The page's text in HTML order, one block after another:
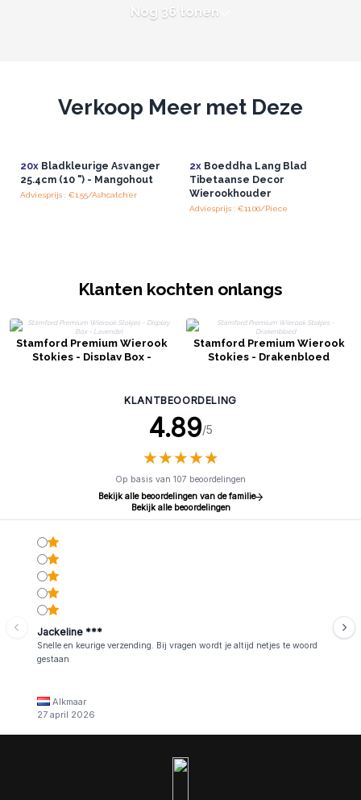
Nog 36 tonen
Verkoop Meer met Deze
20xBladkleurige Asvanger
25.4cm (10 ") - Mangohout
Adviesprijs : €1.55/Ashcatcher
2xBoeddha Lang Blad
Tibetaanse Decor
Wierookhouder
Adviesprijs : €11.00/Piece
Klanten kochten onlangs
Stamford Premium Wierook
Stokjes - Display Box -
Stamford Premium Wierook
Stokjes - Drakenbloed
KLANTBEOORDELING
4.89/5
★★★★★
★★★★★
Op basis van 107 beoordelingen
Bekijk alle beoordelingen van de familie
Bekijk alle beoordelingen
Jackeline ***
Snelle en keurige verzending. Bij vragen wordt je altijd netjes te woord
gestaan
Alkmaar
27 april 2026